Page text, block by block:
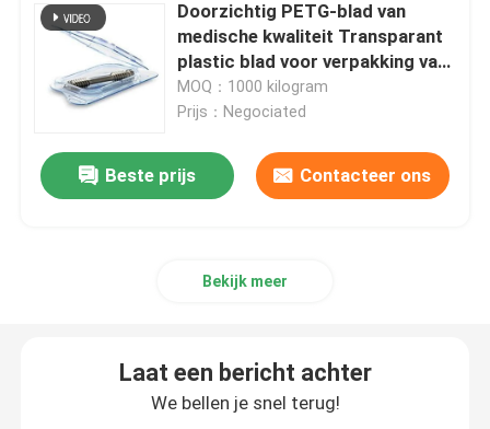
Doorzichtig PETG-blad van
medische kwaliteit Transparant
plastic blad voor verpakking van
medische hulpmiddelen
MOQ：1000 kilogram
Prijs：Negociated
Beste prijs Contacteer ons
Bekijk meer
Laat een bericht achter
We bellen je snel terug!